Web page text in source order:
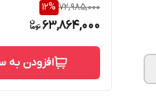
72,985,000
12%
63,864,000
افزودن به